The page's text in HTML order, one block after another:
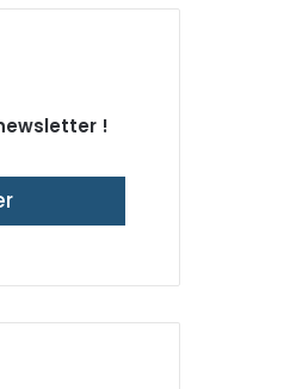
!